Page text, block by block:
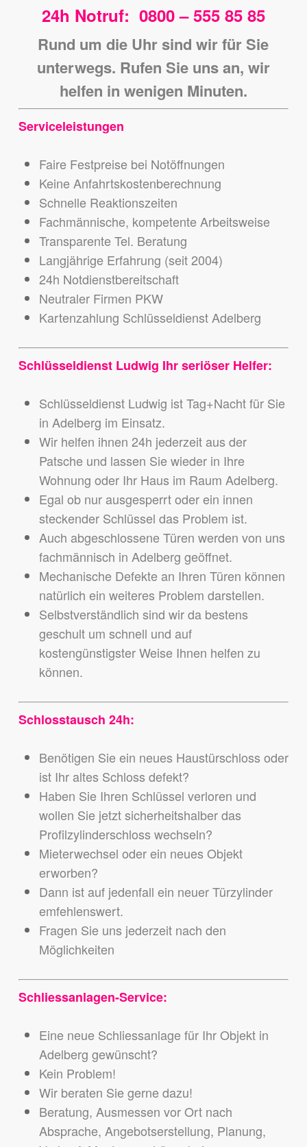
24h Notruf: 0800 – 555 85 85
Rund um die Uhr sind wir für Sie
unterwegs. Rufen Sie uns an, wir
helfen in wenigen Minuten.
Serviceleistungen
Faire Festpreise bei Notöffnungen
Keine Anfahrtskostenberechnung
Schnelle Reaktionszeiten
Fachmännische, kompetente Arbeitsweise
Transparente Tel. Beratung
Langjährige Erfahrung (seit 2004)
24h Notdienstbereitschaft
Neutraler Firmen PKW
Kartenzahlung Schlüsseldienst Adelberg
Schlüsseldienst Ludwig Ihr seriöser Helfer:
Schlüsseldienst Ludwig ist Tag+Nacht für Sie
in Adelberg im Einsatz.
Wir helfen ihnen 24h jederzeit aus der
Patsche und lassen Sie wieder in Ihre
Wohnung oder Ihr Haus im Raum Adelberg.
Egal ob nur ausgesperrt oder ein innen
steckender Schlüssel das Problem ist.
Auch abgeschlossene Türen werden von uns
fachmännisch in Adelberg geöffnet.
Mechanische Defekte an Ihren Türen können
natürlich ein weiteres Problem darstellen.
Selbstverständlich sind wir da bestens
geschult um schnell und auf
kostengünstigster Weise Ihnen helfen zu
können.
Schlosstausch 24h:
Benötigen Sie ein neues Haustürschloss oder
ist Ihr altes Schloss defekt?
Haben Sie Ihren Schlüssel verloren und
wollen Sie jetzt sicherheitshalber das
Profilzylinderschloss wechseln?
Mieterwechsel oder ein neues Objekt
erworben?
Dann ist auf jedenfall ein neuer Türzylinder
emfehlenswert.
Fragen Sie uns jederzeit nach den
Möglichkeiten
Schliessanlagen-Service:
Eine neue Schliessanlage für Ihr Objekt in
Adelberg gewünscht?
Kein Problem!
Wir beraten Sie gerne dazu!
Beratung, Ausmessen vor Ort nach
Absprache, Angebotserstellung, Planung,